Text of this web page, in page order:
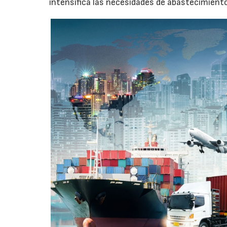
intensifica las necesidades de